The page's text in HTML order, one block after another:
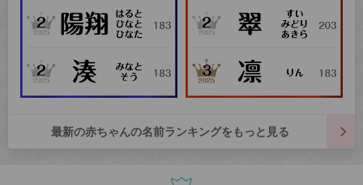
最新の赤ちゃんの名前ランキングをもっと見る